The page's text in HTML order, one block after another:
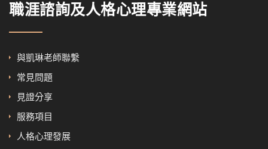
職涯諮詢及人格心理專業網站
與凱琳老師聯繫
常見問題
見證分享
服務項目
人格心理發展